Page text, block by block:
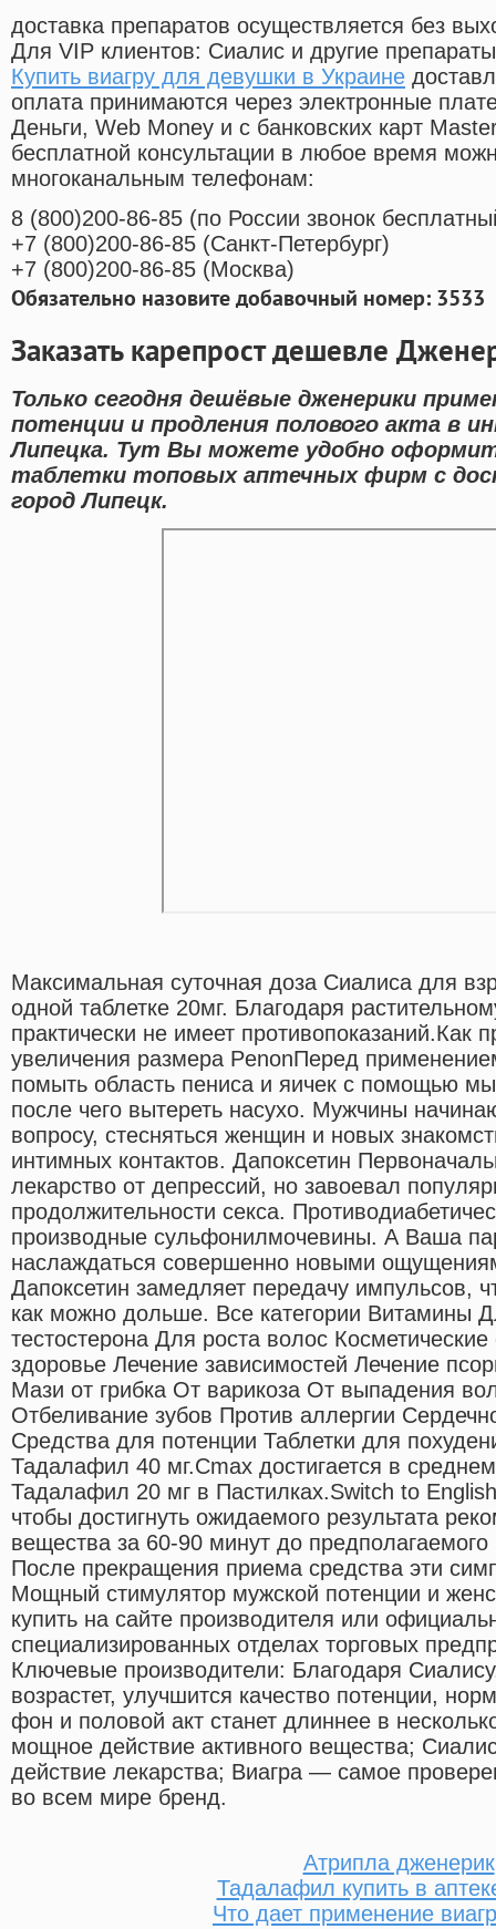
доставка препаратов осуществляется без
Для VIP клиентов: Сиалис и другие
Купить виагру для девушки в Украине
оплата принимаются через электронные
Деньги, Web Money и с банковских карт
бесплатной консультации в любое время
многоканальным телефонам:
8 (800)200-86-85 (по России звонок
+7 (800)200-86-85 (Санкт-Петербург)
+7 (800)200-86-85 (Москва)
Обязательно назовите добавочный номер: 3533
Заказать карепрост дешевле
Только сегодня дешёвые дженерики
потенции и продления полового акта в
Липецка. Тут Вы можете удобно
таблетки топовых аптечных фирм с
город Липецк.
Максимальная суточная доза Сиалиса для
одной таблетке 20мг. Благодаря
практически не имеет противопоказаний.Как
увеличения размера PenonПеред
помыть область пениса и яичек с помощью
после чего вытереть насухо. Мужчины
вопросу, стесняться женщин и новых
интимных контактов. Дапоксетин
лекарство от депрессий, но завоевал
продолжительности секса.
производные сульфонилмочевины. А Ваша
наслаждаться совершенно новыми
Дапоксетин замедляет передачу импульсов,
как можно дольше. Все категории Витамины
тестостерона Для роста волос
здоровье Лечение зависимостей Лечение
Мази от грибка От варикоза От выпадения
Отбеливание зубов Против аллергии
Средства для потенции Таблетки для
Тадалафил 40 мг.Cmax достигается в
Тадалафил 20 мг в Пастилках.Switch to
чтобы достигнуть ожидаемого результата
вещества за 60-90 минут до предполагаемого
После прекращения приема средства эти
Мощный стимулятор мужской потенции и
купить на сайте производителя или
специализированных отделах торговых
Ключевые производители: Благодаря
возрастет, улучшится качество потенции,
фон и половой акт станет длиннее в
мощное действие активного вещества;
действие лекарства; Виагра — самое
во всем мире бренд.
Атрипла дженерик
Тадалафил купить в
Что дает применение